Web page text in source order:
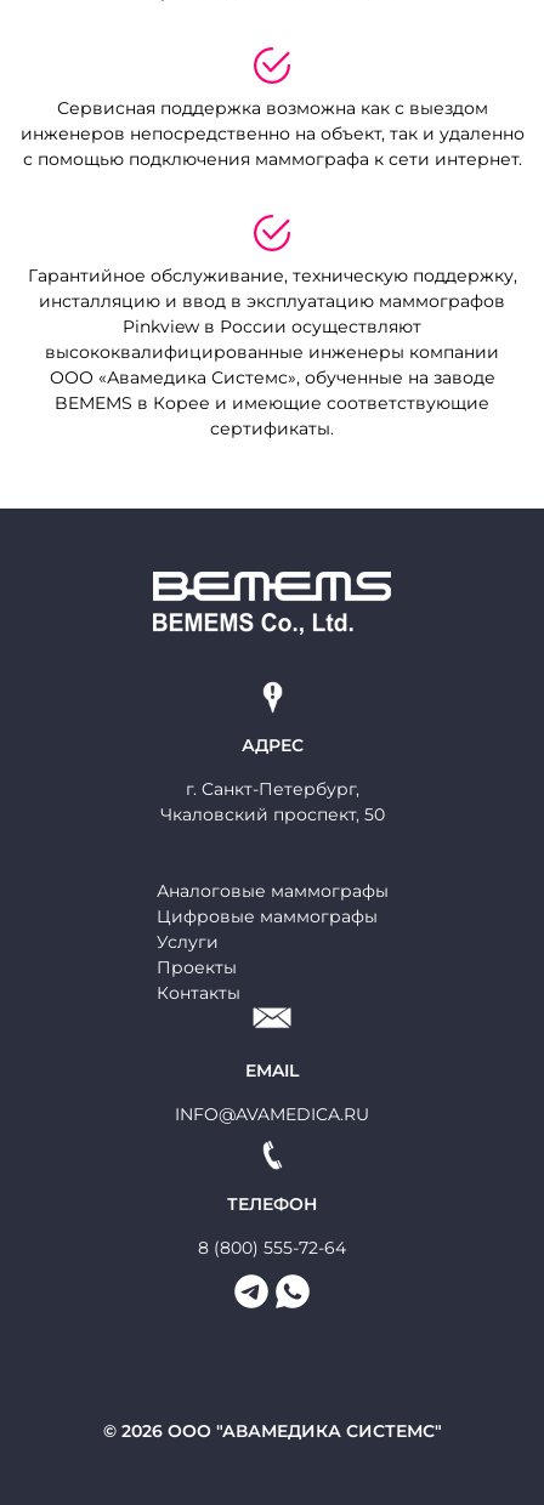
Сервисная поддержка возможна как с выездом
инженеров непосредственно на объект, так и удаленно
с помощью подключения маммографа к сети интернет.
Гарантийное обслуживание, техническую поддержку,
инсталляцию и ввод в эксплуатацию маммографов
Pinkview в России осуществляют
высококвалифицированные инженеры компании
ООО «Авамедика Системс», обученные на заводе
BEMEMS в Корее и имеющие соответствующие
сертификаты.
© 2026 ООО "АВАМЕДИКА СИСТЕМС"
АДРЕС
г. Cанкт-Петербург,
Чкаловский проспект, 50
Аналоговые маммографы
Цифровые маммографы
Услуги
Проекты
Контакты
EMAIL
INFO@AVAMEDICA.RU
ТЕЛЕФОН
8 (800) 555-72-64